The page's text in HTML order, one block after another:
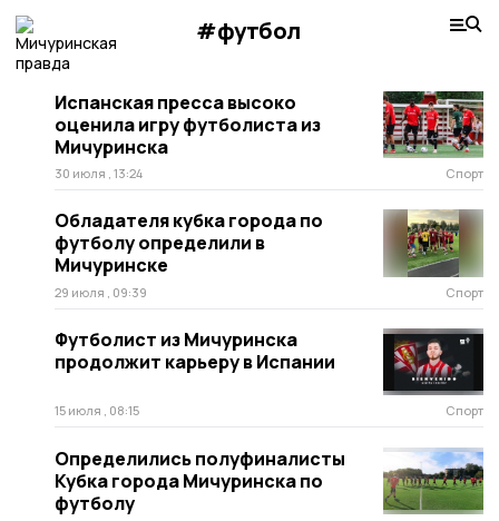
#футбол
Испанская пресса высоко
оценила игру футболиста из
Мичуринска
30 июля , 13:24 Спорт
Обладателя кубка города по
футболу определили в
Мичуринске
29 июля , 09:39 Спорт
Футболист из Мичуринска
продолжит карьеру в Испании
15 июля , 08:15 Спорт
Определились полуфиналисты
Кубка города Мичуринска по
футболу